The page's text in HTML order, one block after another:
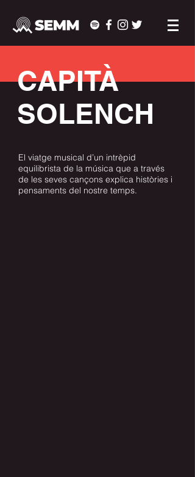
El viatge musical d’un intrèpid
equilibrista de la música que a través
de les seves cançons explica històries i
pensaments del nostre temps.
CAPITÀ
SOLENCH